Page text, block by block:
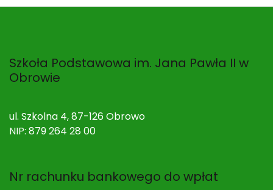
Szkoła Podstawowa im. Jana Pawła II w
Obrowie
ul. Szkolna 4, 87-126 Obrowo
NIP: 879 264 28 00
Nr rachunku bankowego do wpłat